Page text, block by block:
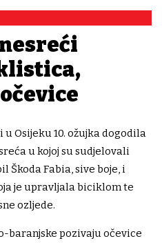
Osijeku 10. ožujka dogodila
u kojoj su sudjelovali
Škoda Fabia, sive boje, i
je upravljala biciklom te
ozljede.
baranjske pozivaju očevice